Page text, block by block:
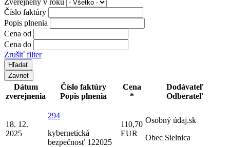
Číslo faktúry
Popis plnenia
Cena od
Cena do
Zrušiť filter
Zavrieť
Dátum
zverejnenia
Číslo faktúry
Popis plnenia
Cena
*
Dodávateľ
Odberateľ
18. 12.
2025
294
kybernetická
bezpečnosť 122025
110,70
EUR
Osobný údaj.sk
Obec Sielnica